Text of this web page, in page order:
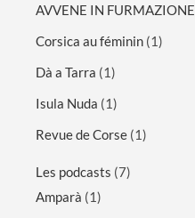
AVVENE IN FURMAZIONE
Corsica au féminin (1)
Dà a Tarra (1)
Isula Nuda (1)
Revue de Corse (1)
Les podcasts (7)
Amparà (1)